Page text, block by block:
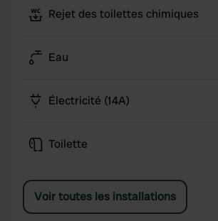
restaurant, supermarché, pizzeria,
privée, sanitaires avec douches
un court de tennis, un terrain de
de pétanque et un terrain de beach-
Rejet des toilettes chimiques
Eau
Électricité (14A)
Toilette
Voir toutes les installations